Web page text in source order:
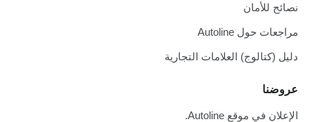
نصائح للأمان
مراجعات حول Autoline
دليل (كتالوج) العلامات التجارية
عروضنا
الإعلان في موقع Autoline.